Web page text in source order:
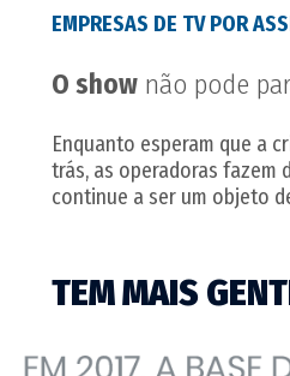
EMPRESAS DE TV POR
O show não pode
Enquanto esperam que a
trás, as operadoras fazem
continue a ser um objeto
TEM MAIS